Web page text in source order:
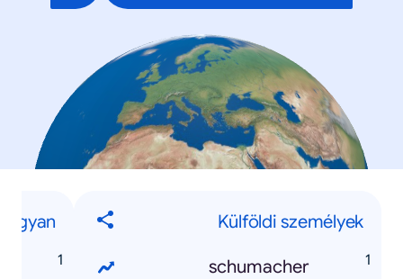
Külföldi személyek
schumacher